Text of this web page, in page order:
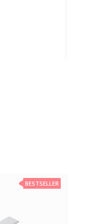
BESTSELLER